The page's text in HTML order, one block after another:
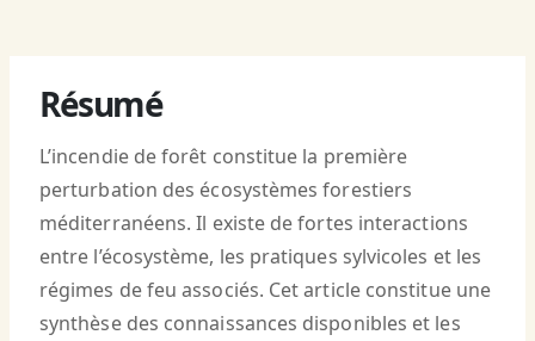
Résumé
L’incendie de forêt constitue la première
perturbation des écosystèmes forestiers
méditerranéens. Il existe de fortes interactions
entre l’écosystème, les pratiques sylvicoles et les
régimes de feu associés. Cet article constitue une
synthèse des connaissances disponibles et les